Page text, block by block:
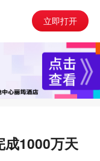
立即打开
成1000万天